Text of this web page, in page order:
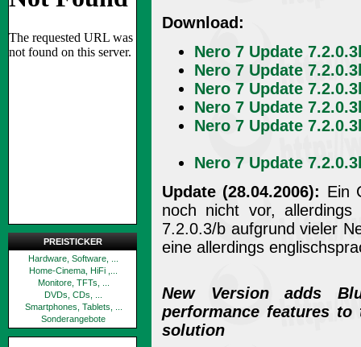
PREISTICKER
Hardware, Software, ...
Home-Cinema, HiFi ,...
Monitore, TFTs, ...
DVDs, CDs, ...
Smartphones, Tablets, ...
Sonderangebote
Download:
Nero 7 Update
Nero 7 Update
Nero 7 Update
Nero 7 Update
Nero 7 Update
Nero 7 Update
Update (28.04.2006): Ein
noch nicht vor,
7.2.0.3/b aufgrund vieler
eine allerdings
New Version adds
performance features
solution